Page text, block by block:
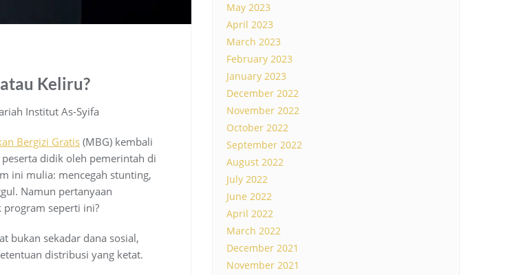
Keliru?
Institut As-Syifa
Bergizi Gratis (MBG) kembali
didik oleh pemerintah di
ini mulia: mencegah stunting,
Namun pertanyaan
program seperti ini?
bukan sekadar dana sosial,
distribusi yang ketat.
May 2023
April 2023
March 2023
February 2023
January 2023
December 2022
November 2022
October 2022
September 2022
August 2022
July 2022
June 2022
April 2022
March 2022
December 2021
November 2021